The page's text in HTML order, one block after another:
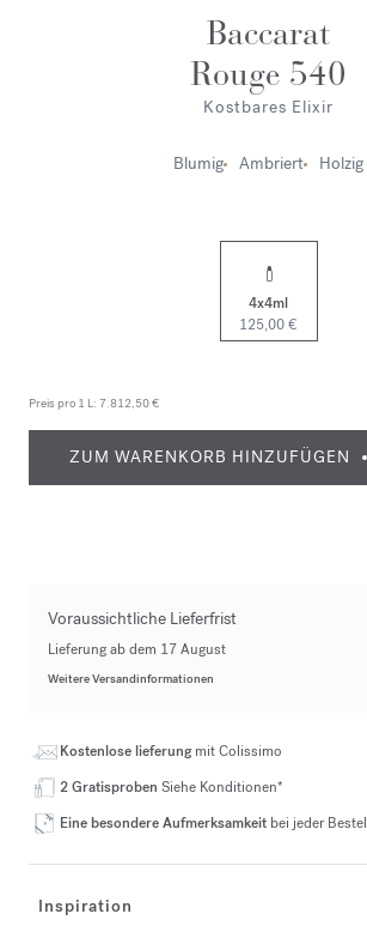
Baccarat
Rouge 540
Kostbares Elixir
Blumig Ambriert Holzig
4x4ml
125,00 €
Preis pro 1 L: 7.812,50 €
ZUM WARENKORB HINZUFÜGEN
Voraussichtliche Lieferfrist
Lieferung ab dem 17 August
Weitere Versandinformationen
Kostenlose lieferungmit Colissimo
2 Gratisproben Siehe Konditionen*
Eine besondere Aufmerksamkeit bei jeder
Inspiration